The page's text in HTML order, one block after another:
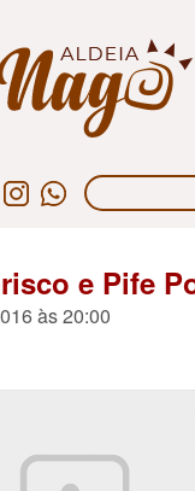
e Pife
às 20:00